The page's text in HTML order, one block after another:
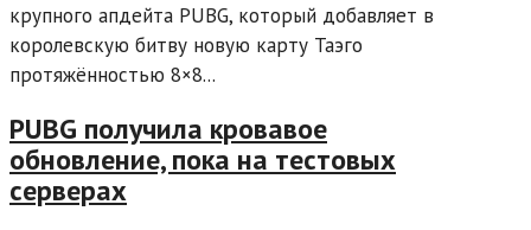
крупного апдейта PUBG, который добавляет в
королевскую битву новую карту Таэго
протяжённостью 8×8...
PUBG получила кровавое
обновление, пока на тестовых
серверах